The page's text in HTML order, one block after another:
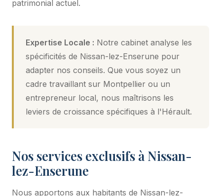
patrimonial actuel.
Expertise Locale : Notre cabinet analyse les
spécificités de Nissan-lez-Enserune pour
adapter nos conseils. Que vous soyez un
cadre travaillant sur Montpellier ou un
entrepreneur local, nous maîtrisons les
leviers de croissance spécifiques à l'Hérault.
Nos services exclusifs à Nissan-
lez-Enserune
Nous apportons aux habitants de Nissan-lez-